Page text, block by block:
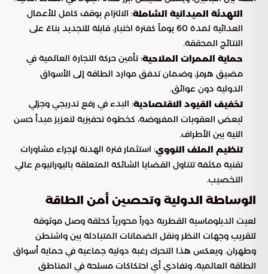
التهدئة الميدانية الشاملة: الالتزام بوقف كامل للأعمال
العدائية لمدة 60 يوماً كفترة اختبار، قابلة للتجديد بناءً على
النتائج المحققة.
حماية الممرات الملاحية: تأمين حركة التجارة العالمية في
مضيق هرمز، وضمان تدفق موارد الطاقة إلى الأسواق
الدولية دون عوائق.
تخفيف القيود الاقتصادية: البدء في رفع تدريجي وجزئي
لبعض العقوبات المفروضة، كخطوة تحفيزية لتعزيز مبدأ حسن
النية بين الأطراف.
تنظيم الملف النووي: استثمار فترة الهدنة لإجراء مشاورات
تقنية مكثفة تتناول القضايا الشائكة المتعلقة باليورانيوم عالي
التخصيب.
الوساطة الدولية وتحصين أمن الطاقة
لعبت الدبلوماسية القطرية دوراً محورياً كحلقة وصل موثوقة
لتقريب وجهات النظر ونقل الضمانات المتبادلة بين واشنطن
وطهران. ويعكس هذا التحرك رغبة دولية جماعية في حماية أسواق
الطاقة العالمية، وتفادي أي احتكاكات مسلحة في المناطق